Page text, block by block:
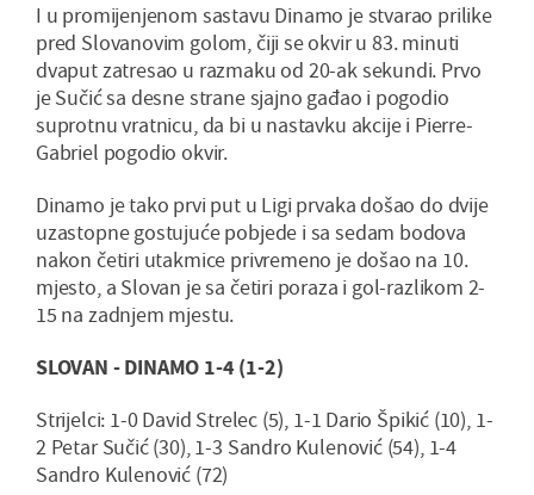
I u promijenjenom sastavu Dinamo je stvarao prilike
pred Slovanovim golom, čiji se okvir u 83. minuti
dvaput zatresao u razmaku od 20-ak sekundi. Prvo
je Sučić sa desne strane sjajno gađao i pogodio
suprotnu vratnicu, da bi u nastavku akcije i Pierre-
Gabriel pogodio okvir.
Dinamo je tako prvi put u Ligi prvaka došao do dvije
uzastopne gostujuće pobjede i sa sedam bodova
nakon četiri utakmice privremeno je došao na 10.
mjesto, a Slovan je sa četiri poraza i gol-razlikom 2-
15 na zadnjem mjestu.
SLOVAN - DINAMO 1-4 (1-2)
Strijelci: 1-0 David Strelec (5), 1-1 Dario Špikić (10), 1-
2 Petar Sučić (30), 1-3 Sandro Kulenović (54), 1-4
Sandro Kulenović (72)